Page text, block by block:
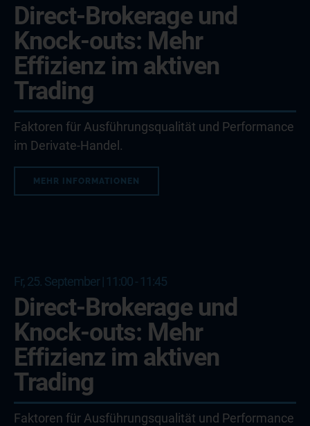
Direct-Brokerage und
Knock-outs: Mehr
Effizienz im aktiven
Trading
Faktoren für Ausführungsqualität und Performance
im Derivate-Handel.
MEHR INFORMATIONEN
Fr, 25. September | 11:00 - 11:45
Direct-Brokerage und
Knock-outs: Mehr
Effizienz im aktiven
Trading
Faktoren für Ausführungsqualität und Performance